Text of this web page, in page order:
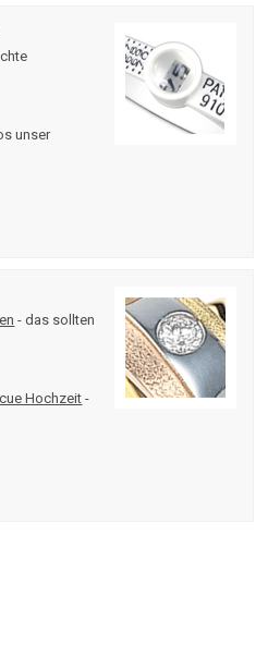
unser
- das sollten
Hochzeit -